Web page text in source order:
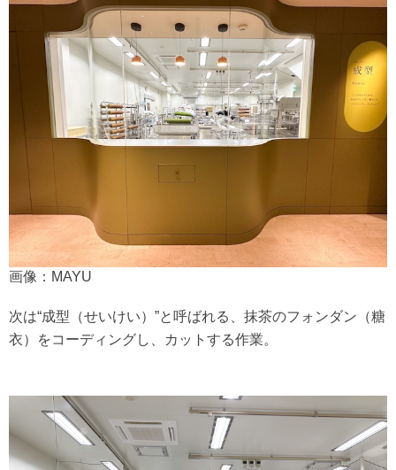
画像：MAYU
次は“成型（せいけい）”と呼ばれる、抹茶のフォンダン（糖
衣）をコーディングし、カットする作業。